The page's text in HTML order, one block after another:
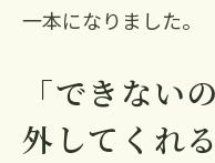
一本になりました。
「できない
外してくれる